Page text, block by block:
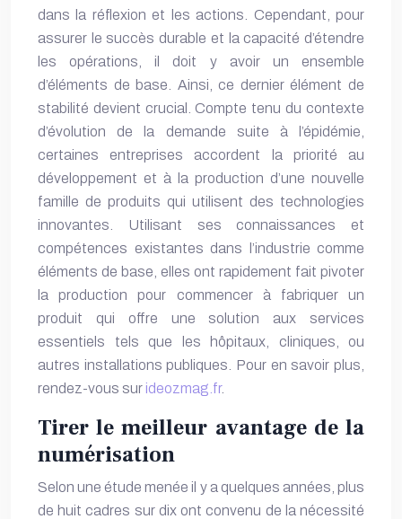
dans la réflexion et les actions. Cependant, pour
assurer le succès durable et la capacité d’étendre
les opérations, il doit y avoir un ensemble
d’éléments de base. Ainsi, ce dernier élément de
stabilité devient crucial. Compte tenu du contexte
d’évolution de la demande suite à l’épidémie,
certaines entreprises accordent la priorité au
développement et à la production d’une nouvelle
famille de produits qui utilisent des technologies
innovantes. Utilisant ses connaissances et
compétences existantes dans l’industrie comme
éléments de base, elles ont rapidement fait pivoter
la production pour commencer à fabriquer un
produit qui offre une solution aux services
essentiels tels que les hôpitaux, cliniques, ou
autres installations publiques. Pour en savoir plus,
rendez-vous sur ideozmag.fr.
Tirer le meilleur avantage de la
numérisation
Selon une étude menée il y a quelques années, plus
de huit cadres sur dix ont convenu de la nécessité